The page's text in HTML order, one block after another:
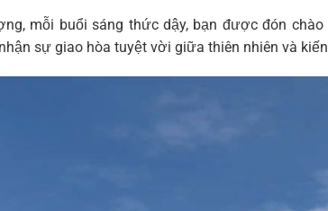
mỗi buổi sáng thức dậy, bạn được đón
sự giao hòa tuyệt vời giữa thiên nhiên và